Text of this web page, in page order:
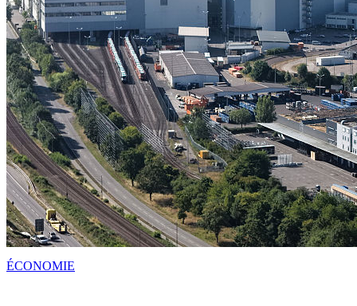
ÉCONOMIE